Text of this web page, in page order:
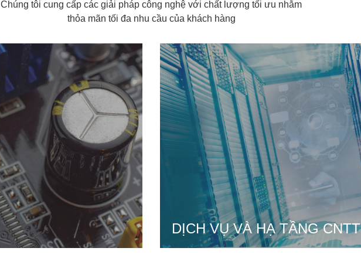
Chúng tôi cung cấp các giải pháp công nghệ với chất lượng tối ưu nhằm
thỏa mãn tối đa nhu cầu của khách hàng
DỊCH VỤ VÀ HẠ TẦNG CNTT